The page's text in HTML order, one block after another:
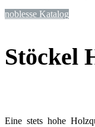
noblesse Katalog
Stöckel
Eine stets hohe